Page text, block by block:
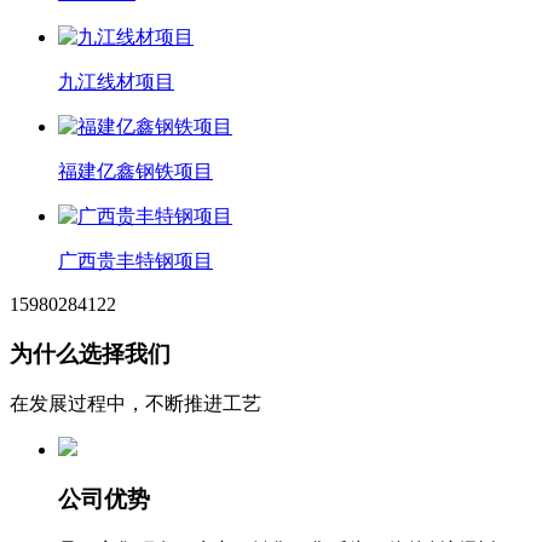
九江线材项目
福建亿鑫钢铁项目
广西贵丰特钢项目
15980284122
为什么选择我们
在发展过程中，不断推进工艺
公司优势